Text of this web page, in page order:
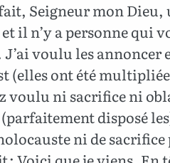
Seigneur mon
il n’y a personne qui
J’ai voulu les
(elles ont été
voulu ni sacrifice ni
disposé
ni de sacrifice